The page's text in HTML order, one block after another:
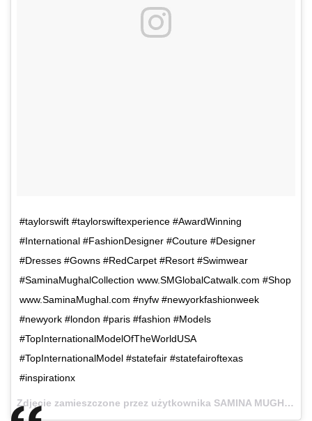
#taylorswift #taylorswiftexperience #AwardWinning
#International #FashionDesigner #Couture #Designer
#Dresses #Gowns #RedCarpet #Resort #Swimwear
#SaminaMughalCollection www.SMGlobalCatwalk.com #Shop
www.SaminaMughal.com #nyfw #newyorkfashionweek
#newyork #london #paris #fashion #Models
#TopInternationalModelOfTheWorldUSA
#TopInternationalModel #statefair #statefairoftexas
#inspirationx
Zdjęcie zamieszczone przez użytkownika SAMINA MUGHAL (@saminamughal_fashiondesigner)